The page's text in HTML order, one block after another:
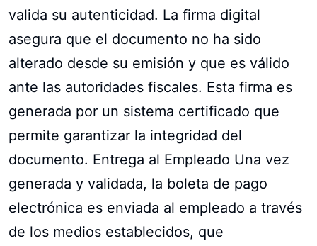
valida su autenticidad. La firma digital
asegura que el documento no ha sido
alterado desde su emisión y que es válido
ante las autoridades fiscales. Esta firma es
generada por un sistema certificado que
permite garantizar la integridad del
documento. Entrega al Empleado Una vez
generada y validada, la boleta de pago
electrónica es enviada al empleado a través
de los medios establecidos, que